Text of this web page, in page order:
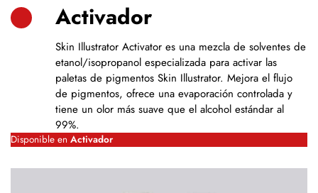
Activador
Skin Illustrator Activator es una mezcla de solventes de
etanol/isopropanol especializada para activar las
paletas de pigmentos Skin Illustrator. Mejora el flujo
de pigmentos, ofrece una evaporación controlada y
tiene un olor más suave que el alcohol estándar al
99%.
Disponible en Activador